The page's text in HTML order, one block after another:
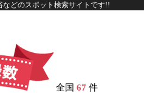
などのスポット検索サイトです!!
全国 67 件